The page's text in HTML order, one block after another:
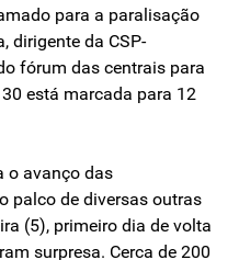
para a paralisação
dirigente da CSP-
fórum das centrais para
está marcada para 12
o avanço das
palco de diversas outras
(5), primeiro dia de volta
surpresa. Cerca de 200